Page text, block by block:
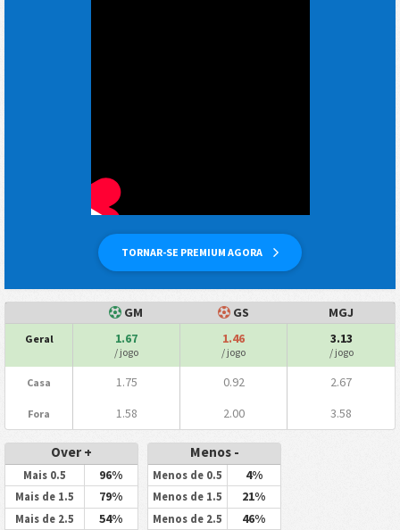
TORNAR-SE PREMIUM AGORA
GM GS MGJ
Geral 1.67
/ jogo
1.46
/ jogo
3.13
/ jogo
Casa 1.75 0.92 2.67
Fora 1.58 2.00 3.58
Over +
Mais 0.5 96%
Mais de 1.5 79%
Mais de 2.5 54%
Menos -
Menos de 0.5 4%
Menos de 1.5 21%
Menos de 2.5 46%